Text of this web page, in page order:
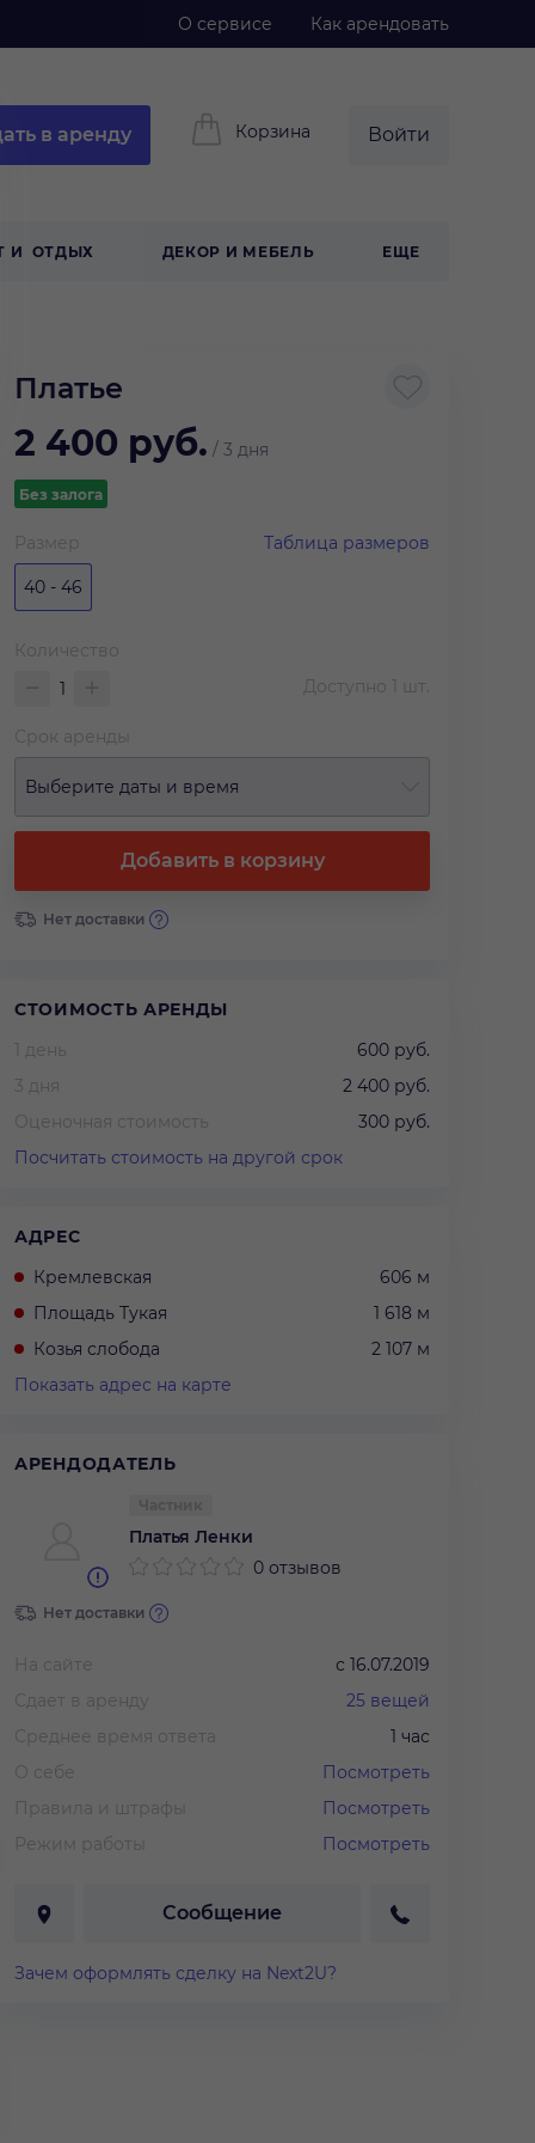
О сервисе Как арендовать
в аренду Корзина Войти
И ОТДЫХ ДЕКОР И МЕБЕЛЬ ЕЩЕ
Платье
2 400 руб. / 3 дня
Без залога
Таблица размеров
Размер
40 - 46
Количество
Доступно 1 шт.
Срок аренды
Выберите даты и время
Добавить в корзину
Нет доставки
СТОИМОСТЬ АРЕНДЫ
1 день
600 руб.
3 дня
2 400 руб.
Оценочная стоимость
300 руб.
Посчитать стоимость на другой срок
АДРЕС
Кремлевская
606 м
Площадь Тукая
1 618 м
Козья слобода
2 107 м
Показать адрес на карте
АРЕНДОДАТЕЛЬ
Платья Ленки
0 отзывов
Нет доставки
На сайте с 16.07.2019
Сдает в аренду
25 вещей
Среднее время ответа
1 час
О себе
Посмотреть
Правила и штрафы
Посмотреть
Режим работы
Посмотреть
Сообщение
Зачем оформлять сделку на Next2U?